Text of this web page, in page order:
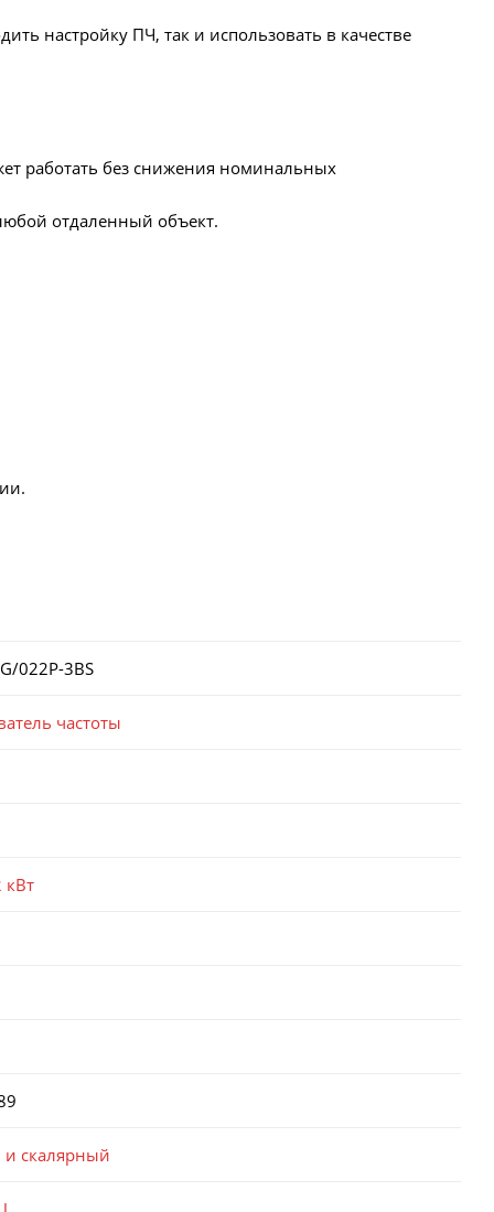
настройку ПЧ, так и использовать в качестве
работать без снижения номинальных
отдаленный объект.
022P-3BS
частоты
кВт
скалярный